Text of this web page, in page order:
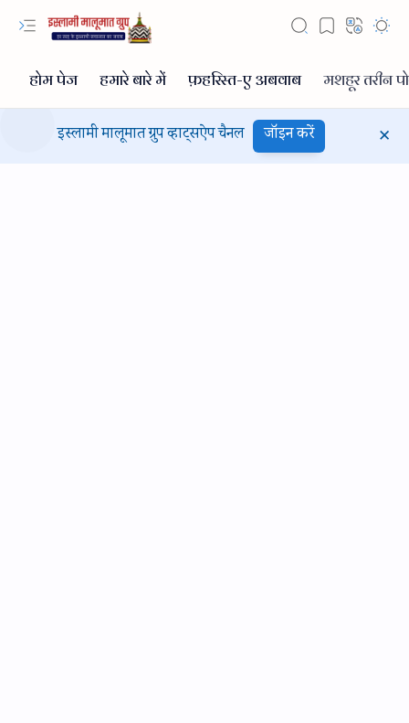
इस्लामी मालूमात ग्रुप व्हाट्सऐप चैनल जॉइन करें